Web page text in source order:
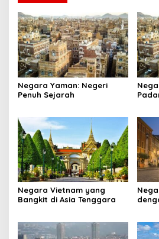
Negara Yaman: Negeri
Penuh Sejarah
Negara Vietnam yang
Bangkit di Asia Tenggara